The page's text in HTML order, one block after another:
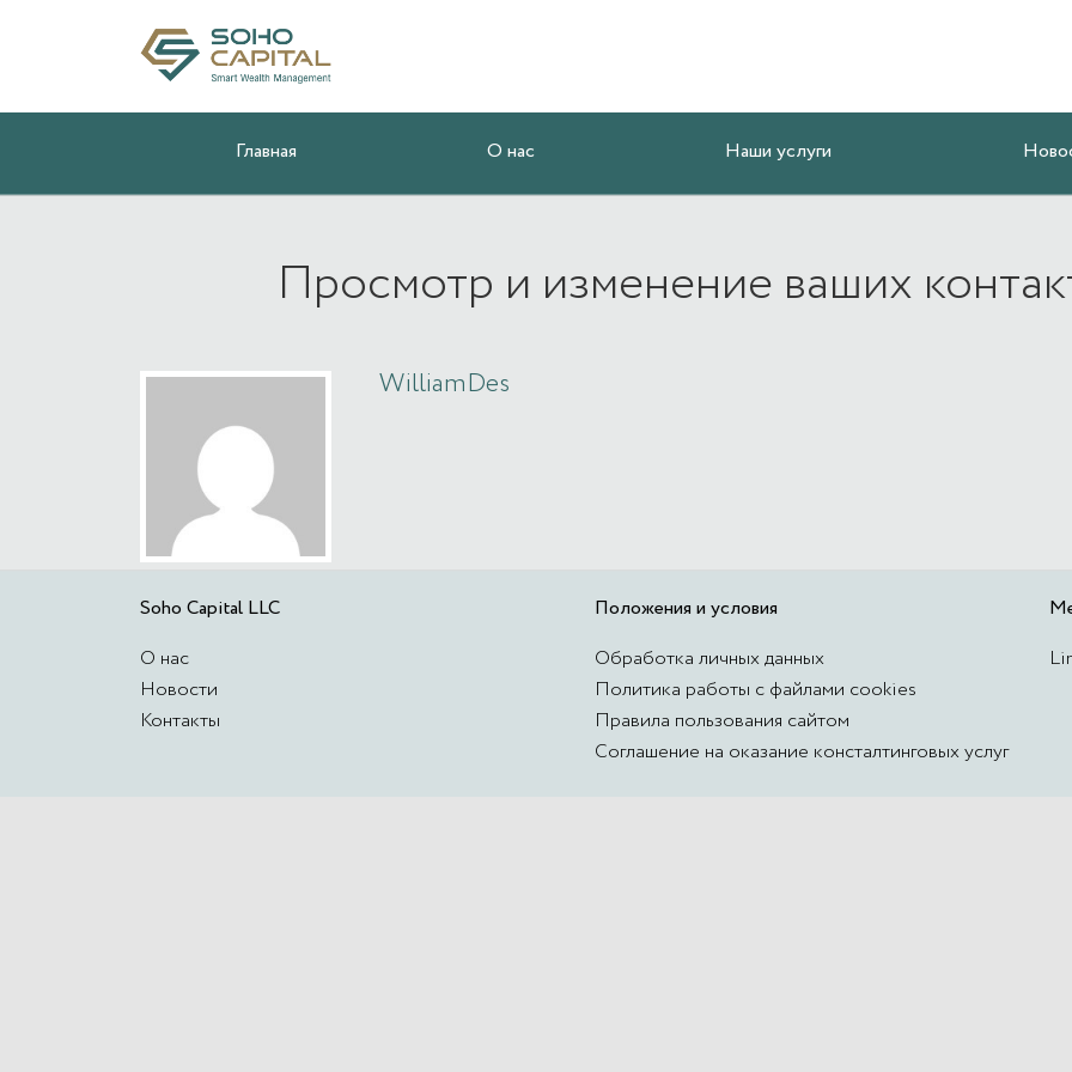
Главная О нас Наши услуги
Просмотр и изменение ваших
WilliamDes
Soho Capital LLC
О нас
Новости
Контакты
Положения и условия
Обработка личных данных
Политика работы с файлами cookies
Правила пользования сайтом
Соглашение на оказание консталтинговых услуг